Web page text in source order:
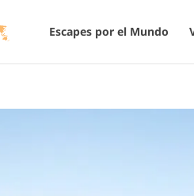
Escapes por el Mundo